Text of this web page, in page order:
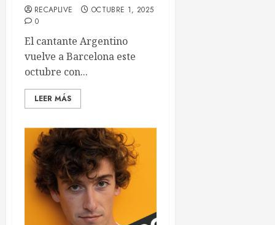
RECAPLIVE
OCTUBRE 1, 2025
0
El cantante Argentino
vuelve a Barcelona este
octubre con...
LEER MÁS